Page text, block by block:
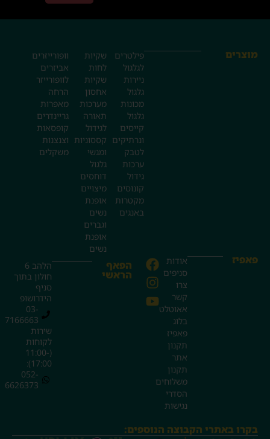
מוצרים
פילטרים
לגלגול
ניירות
גלגול
מכונות
גלגול
קייסים
ונרתיקים
לטבק
ערכות
גידול
קונוסים
מקטרות
באנגים
שקיות
לחות
שקיות
אחסון
מערכות
תאורה
לגידול
קססוניות
ומגשי
גלגול
דוחסים
מיצויים
אופנת
נשים
וגברים
אופנת
נשים
וופורייזרים
אביזרים
לוופורייזר
הרחה
מאפרות
גריינדרים
קופסאות
וצנצנות
משקלים
פאפיז
אודות
סניפים
צרו
קשר
אאוטלט
בלוג
פאפיז
תקנון
אתר
תקנון
משלוחים
הסדרי
נגישות
הפאף
הראשי
הלהב 6
חולון בתוך
סניף
הידרושופ
03-
7166663
שירות
לקוחות
(11:00-
17:00):
052-
6626373
בקרו באתרי הקבוצה הנוספים: